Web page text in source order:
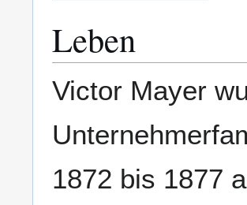
Leben
Victor Mayer
1872 bis 1877